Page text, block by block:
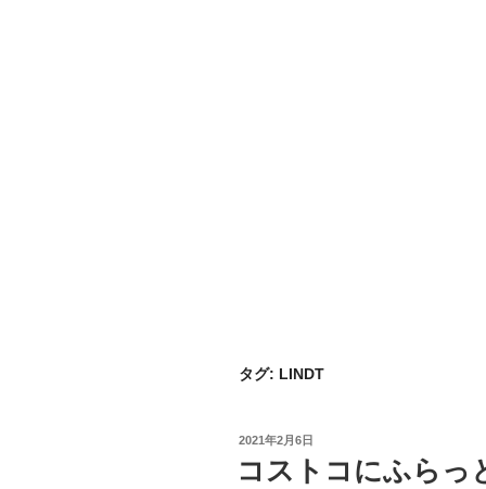
タグ: LINDT
投
日:
2021年2月6日
コストコにふらっ